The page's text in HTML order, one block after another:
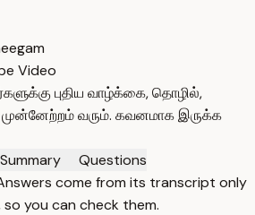
Video
புதிய வாழ்க்கை, தொழில்,
முன்னேற்றம் வரும். கவனமாக இருக்க
Summary
Questions
come from its transcript only
you can check them.